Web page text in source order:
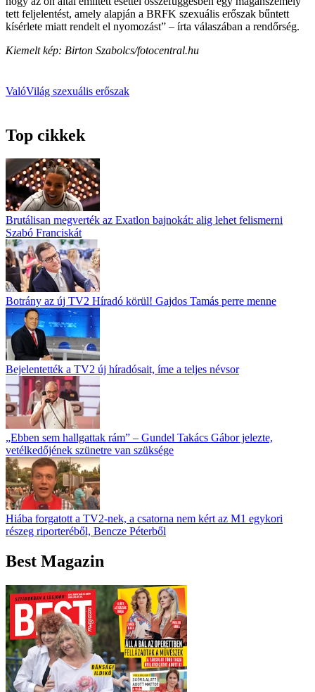
tett feljelentést, amely alapján a BRFK szexuális erőszak bűntett
kísérlete miatt rendelt el nyomozást” – írta válaszában a rendőrség.
Kiemelt kép: Birton Szabolcs/fotocentral.hu
ValóVilág szexuális erőszak
Top cikkek
Brutálisan megverték az Exatlon bajnokát: alig lehet felismerni
Szabó Franciskát
Botrány az új TV2 Híradó körül! Gajdos Tamás perre menne
Bejelentették a TV2 új híradósait, íme a teljes névsor
„Ebben sem hallgattak rám” – Gundel Takács Gábor jelezte,
vetélkedőjének szünetre van szüksége
Hiába forgatott a TV2-nek, a csatorna nem kért az M1 egykori
részeg riporteréből, Bencze Péterből
Best Magazin